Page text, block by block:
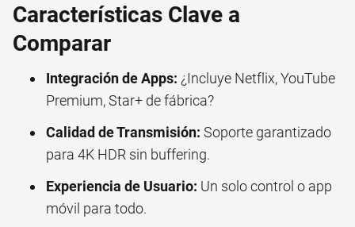
Características Clave a
Comparar
Integración de Apps: ¿Incluye Netflix, YouTube
Premium, Star+ de fábrica?
Calidad de Transmisión: Soporte garantizado
para 4K HDR sin buffering.
Experiencia de Usuario: Un solo control o app
móvil para todo.